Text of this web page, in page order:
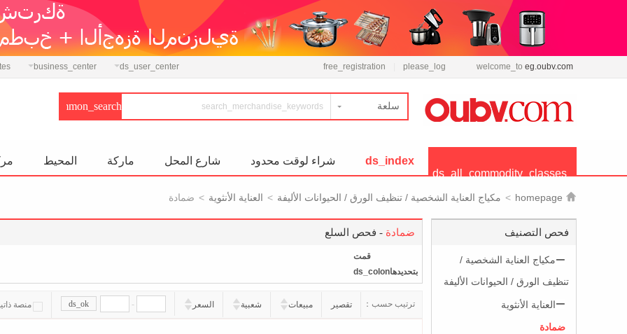
welcome_to eg.oubv.com
please_log
free_registration
ds_user_center
business_center
سلعة
ds_all_commodity_classes
ds_index شراء لوقت محدود شارع المحل ماركة المحيط

homepage
> مكياج العناية الشخصية / تنظيف الورق / الحيوانات الأليفة > العناية الأنثوية > ضمادة
فحص التصنيف
مكياج العناية الشخصية /
تنظيف الورق / الحيوانات الأليفة
العناية الأنثوية
ضمادة
ضمادة - فحص السلع
قمت
بتحديدهاds_colon
ترتيب حسب： تقصير مبيعات شعبية السعر -
ds_ok منصة